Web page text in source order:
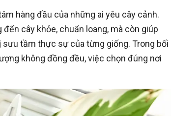
hàng đầu của những ai yêu cây cảnh.
cây khỏe, chuẩn loang, mà còn giúp
sưu tầm thực sự của từng giống. Trong bối
không đồng đều, việc chọn đúng nơi